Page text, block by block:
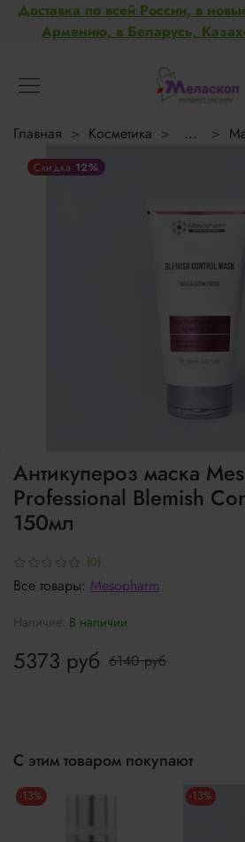
Доставка по всей России, в
Армению, в Беларусь,
Главная Косметика ...
12%
(0)
Наличие: В наличии
Антикупероз маска
Professional Blemish
150мл
5373 руб 6140 руб
Все товары: Mesopharm
С этим товаром покупают
-13% -13%